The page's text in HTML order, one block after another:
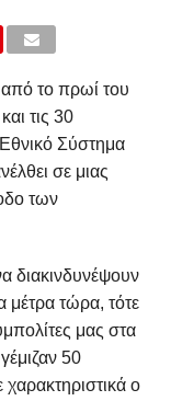
το πρωί του
τις 30
Σύστημα
σε μιας
των
διακινδυνέψουν
μέτρα τώρα, τότε
μας στα
50
χαρακτηριστικά ο